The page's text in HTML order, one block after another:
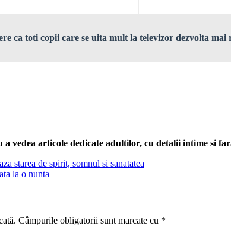
ca toti copii care se uita mult la televizor dezvolta mai
vedea articole dedicate adultilor, cu detalii intime si
starea de spirit, somnul si sanatatea
la o nunta
Câmpurile obligatorii sunt marcate cu *